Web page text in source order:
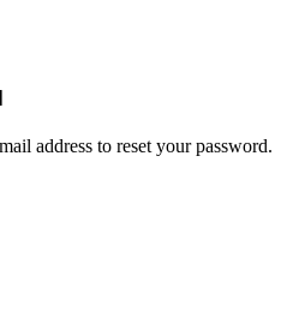
address to reset your password.